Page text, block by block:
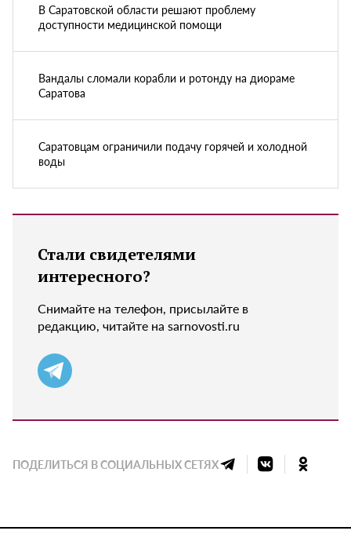
В Саратовской области решают проблему
доступности медицинской помощи
Вандалы сломали корабли и ротонду на диораме
Саратова
Саратовцам ограничили подачу горячей и холодной
воды
Стали свидетелями
интересного?
Снимайте на телефон, присылайте в
редакцию, читайте на sarnovosti.ru
ПОДЕЛИТЬСЯ В СОЦИАЛЬНЫХ СЕТЯХ